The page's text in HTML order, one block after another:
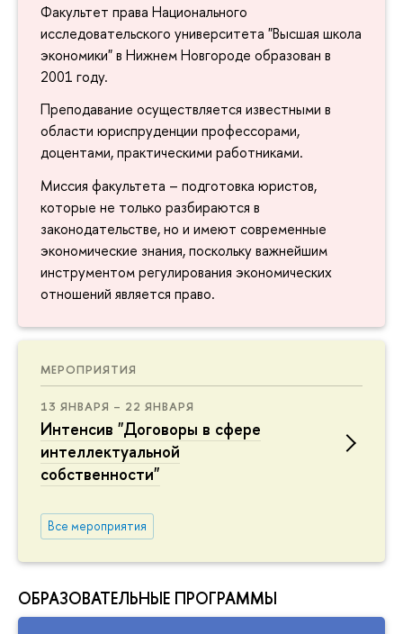
Факультет права Национального
исследовательского университета "Высшая школа
экономики" в Нижнем Новгороде образован в
2001 году.
Преподавание осуществляется известными в
области юриспруденции профессорами,
доцентами, практическими работниками.
Миссия факультета – подготовка юристов,
которые не только разбираются в
законодательстве, но и имеют современные
экономические знания, поскольку важнейшим
инструментом регулирования экономических
отношений является право.
МЕРОПРИЯТИЯ
13 ЯНВАРЯ – 22 ЯНВАРЯ
Интенсив "Договоры в сфере
интеллектуальной
собственности"
Все мероприятия
ОБРАЗОВАТЕЛЬНЫЕ ПРОГРАММЫ